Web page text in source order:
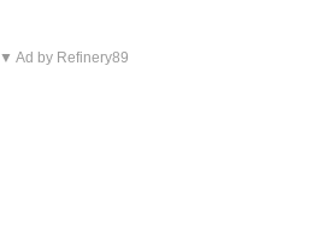
▼ Ad by Refinery89